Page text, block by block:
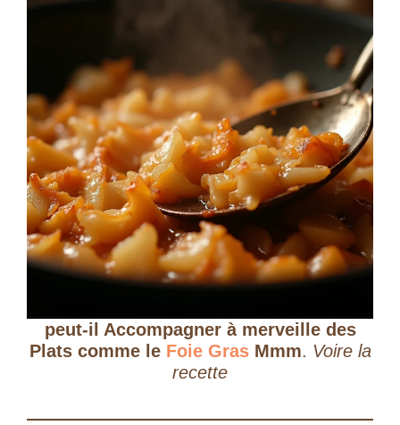
peut-il Accompagner à merveille des
Plats comme le Foie GrasMmm. Voire la
recette